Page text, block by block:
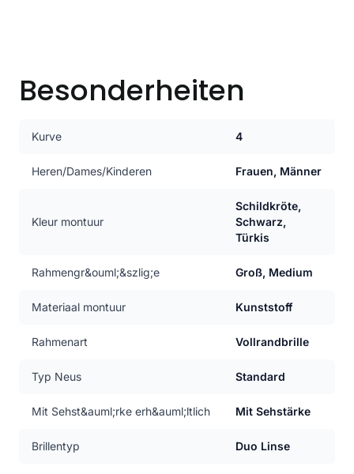
Besonderheiten
Kurve 4
Heren/Dames/Kinderen Frauen, Männer
Kleur montuur
Schildkröte,
Schwarz,
Türkis
Rahmengr&ouml;&szlig;e Groß, Medium
Materiaal montuur Kunststoff
Rahmenart Vollrandbrille
Typ Neus Standard
Mit Sehst&auml;rke erh&auml;ltlich Mit Sehstärke
Brillentyp Duo Linse